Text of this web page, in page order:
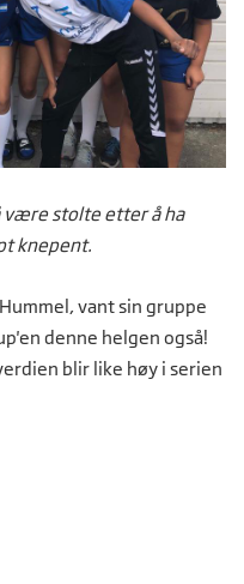
være stolte etter å ha
knepent.
vant sin gruppe
denne helgen også!
blir like høy i serien